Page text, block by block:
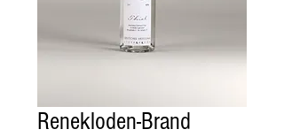
Renekloden-Brand